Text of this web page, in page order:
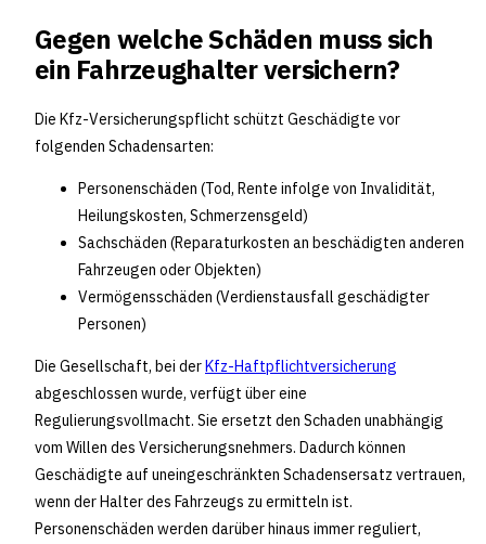
Gegen welche Schäden muss sich
ein Fahrzeughalter versichern?
Die Kfz-Versicherungspflicht schützt Geschädigte vor
folgenden Schadensarten:
Personenschäden (Tod, Rente infolge von Invalidität,
Heilungskosten, Schmerzensgeld)
Sachschäden (Reparaturkosten an beschädigten anderen
Fahrzeugen oder Objekten)
Vermögensschäden (Verdienstausfall geschädigter
Personen)
Die Gesellschaft, bei derKfz-Haftpflichtversicherung
abgeschlossen wurde, verfügt über eine
Regulierungsvollmacht. Sie ersetzt den Schaden unabhängig
vom Willen des Versicherungsnehmers. Dadurch können
Geschädigte auf uneingeschränkten Schadensersatz vertrauen,
wenn der Halter des Fahrzeugs zu ermitteln ist.
Personenschäden werden darüber hinaus immer reguliert,